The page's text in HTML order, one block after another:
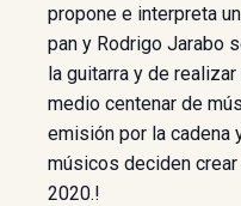
propone e interpreta
pan y Rodrigo Jarabo
la guitarra y de
medio centenar de
emisión por la cadena
músicos deciden
2020.!